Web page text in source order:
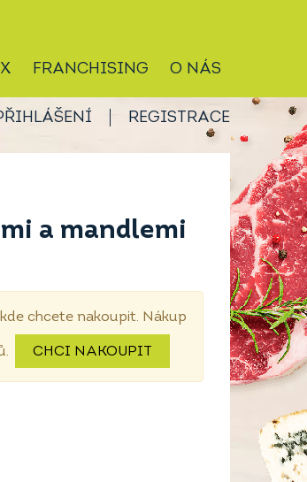
FRANCHISING O NÁS
REGISTRACE
a mandlemi
chcete nakoupit. Nákup
CHCI NAKOUPIT